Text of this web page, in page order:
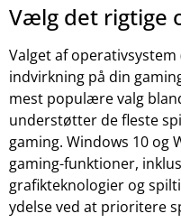
Vælg det rigtige
Valget af operativsystem
indvirkning på din
mest populære valg
understøtter de fleste
gaming. Windows 10 og
gaming-funktioner,
grafikteknologier og
ydelse ved at prioritere